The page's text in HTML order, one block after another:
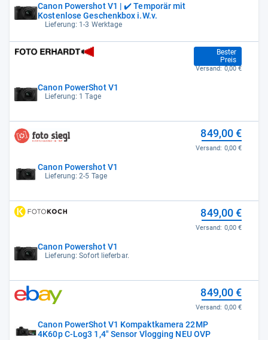
Canon Powershot V1 | ✔️ Temporär mit
Kostenlose Geschenkbox i.W.v.
Lieferung: 1-3 Werktage
Canon PowerShot V1
Lieferung: 1 Tage
Bester
Preis
848,99 €
Versand: 0,00 €
Canon Powershot V1
Lieferung: 2-5 Tage
849,00 €
Versand: 0,00 €
Canon Powershot V1
Lieferung: Sofort lieferbar.
849,00 €
Versand: 0,00 €
Canon PowerShot V1 Kompaktkamera 22MP
4K60p C-Log3 1,4" Sensor Vlogging NEU OVP
849,00 €
Versand: 0,00 €